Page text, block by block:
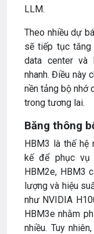
LLM.
Theo nhiều dự
sẽ tiếp tục tăng
data center và
nhanh. Điều này
nền tảng bộ nhớ
trong tương lai.
Băng thông
HBM3 là thế hệ
kế để phục vụ
HBM2e, HBM3
lượng và hiệu
như NVIDIA
HBM3e nhằm
nhiều. Tuy